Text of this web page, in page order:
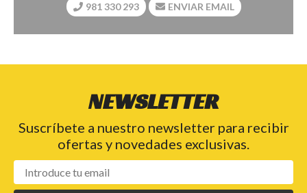
981 330 293 ENVIAR EMAIL
NEWSLETTER
Suscríbete a nuestro newsletter para recibir
ofertas y novedades exclusivas.